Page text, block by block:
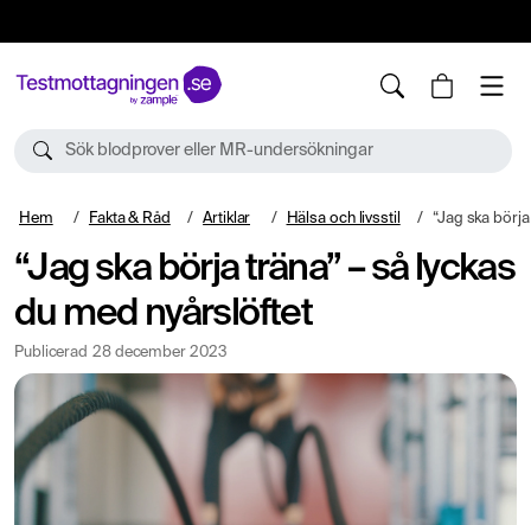
Sök blodprover eller MR-undersökningar
Hem Fakta & Råd Artiklar Hälsa och livsstil “Jag ska börja
“Jag ska börja träna” – så lyckas
du med nyårslöftet
Publicerad 28 december 2023